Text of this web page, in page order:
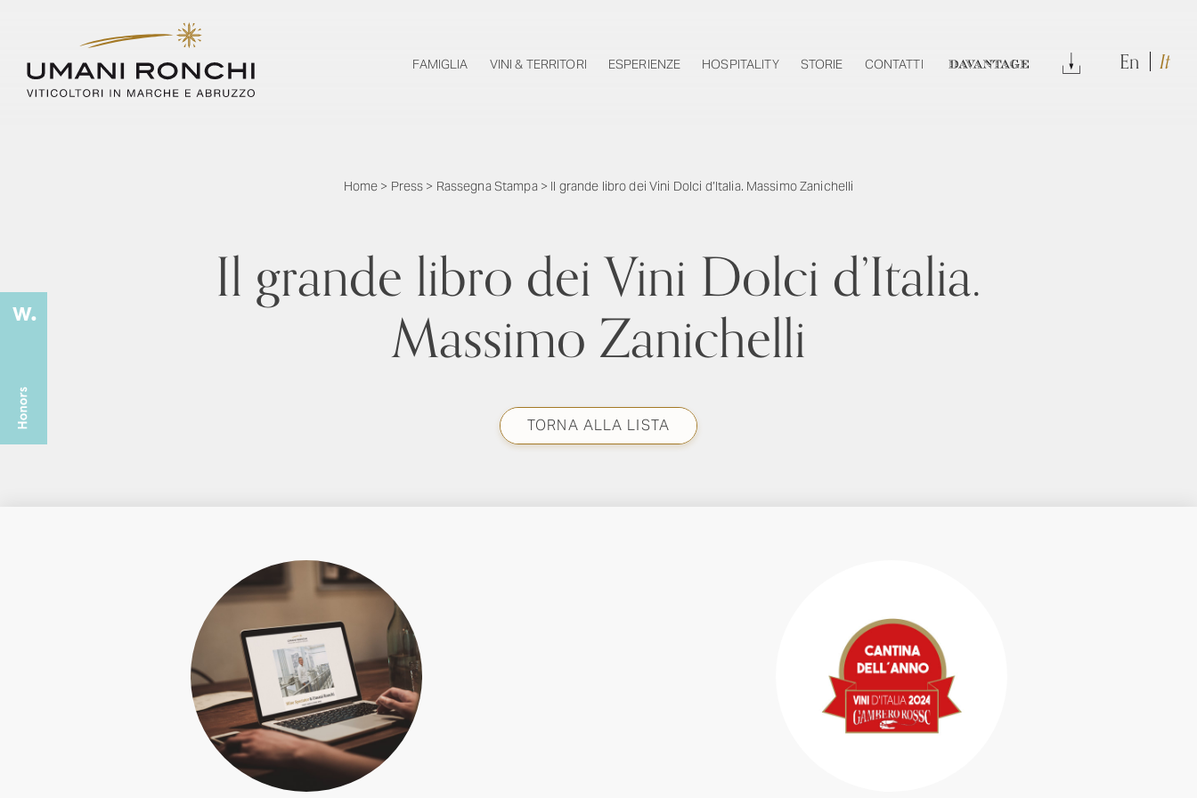
FAMIGLIA VINI & TERRITORI ESPERIENZE HOSPITALITY STORIE CONTATTI DAVANTAGE DOWNLOAD
En It
Home > Press > Rassegna Stampa > Il grande libro dei Vini Dolci d’Italia. Massimo Zanichelli
Il grande libro dei Vini Dolci d’Italia.
Massimo Zanichelli
TORNA ALLA LISTA